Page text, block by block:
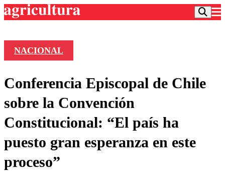
Frecuencias
Agricultura TV
Deportes
Colo Colo
Motor
Otros Deportes
Entretención
Dato Practico
Vida Social
Publicaciones en medios
NACIONAL
Conferencia Episcopal de Chile
sobre la Convención
Constitucional: “El país ha
puesto gran esperanza en este
proceso”